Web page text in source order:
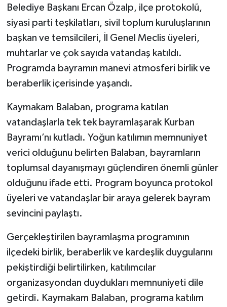
Belediye Başkanı Ercan Özalp, ilçe protokolü,
siyasi parti teşkilatları, sivil toplum kuruluşlarının
başkan ve temsilcileri, İl Genel Meclis üyeleri,
muhtarlar ve çok sayıda vatandaş katıldı.
Programda bayramın manevi atmosferi birlik ve
beraberlik içerisinde yaşandı.
Kaymakam Balaban, programa katılan
vatandaşlarla tek tek bayramlaşarak Kurban
Bayramı’nı kutladı. Yoğun katılımın memnuniyet
verici olduğunu belirten Balaban, bayramların
toplumsal dayanışmayı güçlendiren önemli günler
olduğunu ifade etti. Program boyunca protokol
üyeleri ve vatandaşlar bir araya gelerek bayram
sevincini paylaştı.
Gerçekleştirilen bayramlaşma programının
ilçedeki birlik, beraberlik ve kardeşlik duygularını
pekiştirdiği belirtilirken, katılımcılar
organizasyondan duydukları memnuniyeti dile
getirdi. Kaymakam Balaban, programa katılım